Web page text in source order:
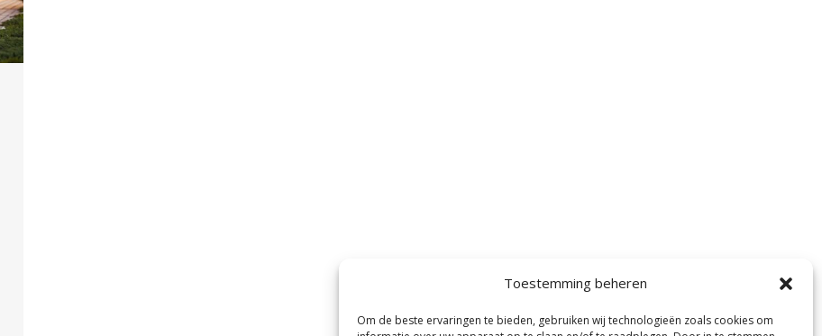
Toestemming beheren
Om de beste ervaringen te bieden, gebruiken wij technologieën zoals cookies om